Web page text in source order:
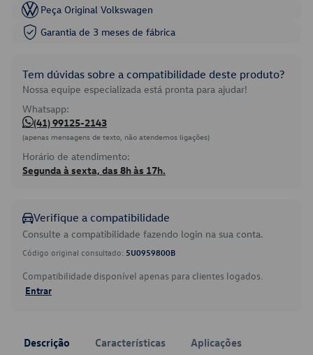
Peça Original Volkswagen
Garantia de 3 meses de fábrica
Tem dúvidas sobre a compatibilidade deste produto?
Nossa equipe especializada está pronta para ajudar!
Whatsapp:
(41) 99125-2143
(apenas mensagens de texto, não atendemos ligações)
Horário de atendimento:
Segunda à sexta, das 8h às 17h.
Verifique a compatibilidade
Consulte a compatibilidade fazendo login na sua conta.
Código original consultado: 5U0959800B
Compatibilidade disponível apenas para clientes logados.
Entrar
Descrição Características Aplicações